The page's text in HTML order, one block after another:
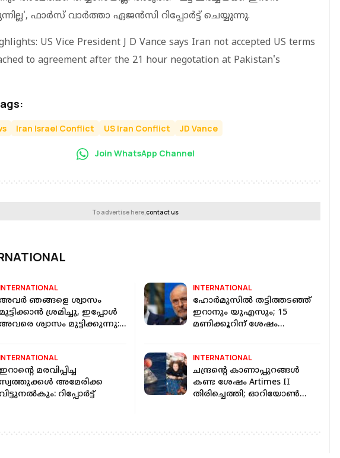
ഫാര്‍സ് വാര്‍ത്താ ഏജന്‍സി റിപ്പോര്‍ട്ട് ചെയ്യുന്നു.
US Vice President J D Vance says Iran not accepted US terms
to agreement after the 21 hour negotation at Pakistan's
Iran Israel Conflict US Iran Conflict JD Vance
Join WhatsApp Channel
To advertise here,contact us
INTERNATIONAL
അവർ ഞങ്ങളെ ശ്വാസം
മുട്ടിക്കാൻ ശ്രമിച്ചു, ഇപ്പോൾ
അവരെ ശ്വാസം മുട്ടിക്കുന്നു:
INTERNATIONAL
ഹോർമുസിൽ തട്ടിത്തടഞ്ഞ്
ഇറാനും യുഎസും; 15
മണിക്കൂറിന് ശേഷം
INTERNATIONAL
ഇറാന്റെ മരവിപ്പിച്ച
സ്വത്തുക്കള്‍ അമേരിക്ക
വിട്ടുനല്‍കും: റിപ്പോര്‍ട്ട്
INTERNATIONAL
ചന്ദ്രന്റെ കാണാപ്പുറങ്ങള്‍
കണ്ട ശേഷം Artimes II
തിരിച്ചെത്തി; ഓറിയോണ്‍